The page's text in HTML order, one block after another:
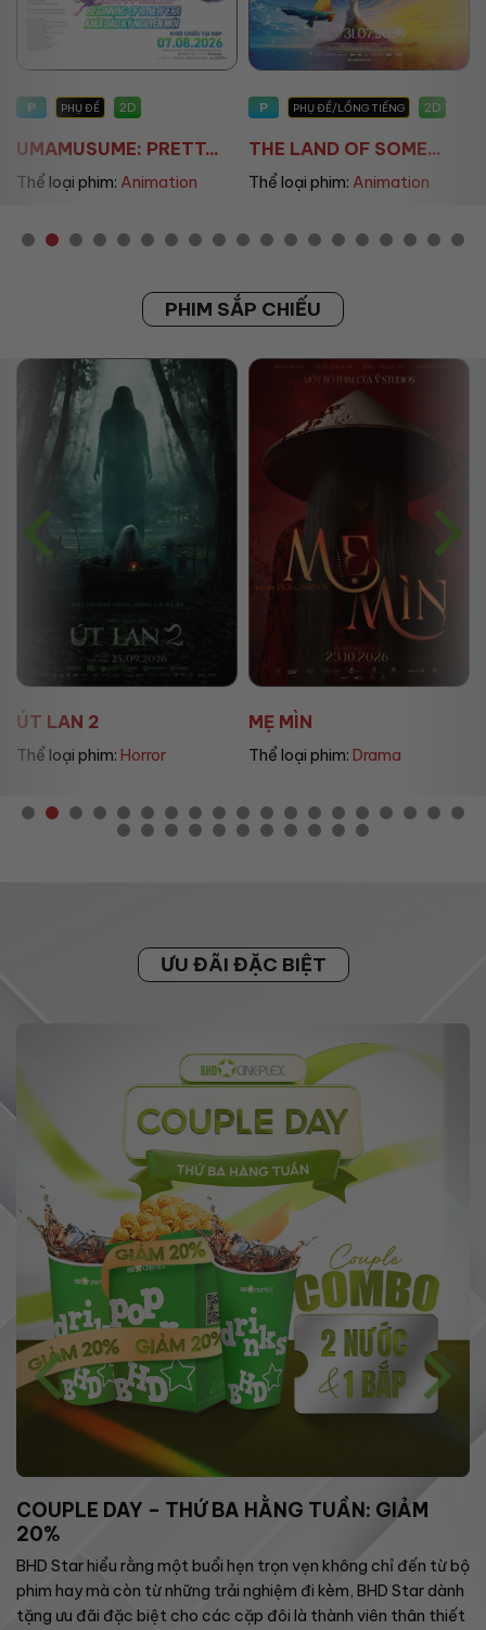
P PHỤ ĐỀ 2D
UMAMUSUME: PRETT...
Thể loại phim: Animation
P PHỤ ĐỀ/LỒNG TIẾNG 2D
THE LAND OF SOME...
Thể loại phim: Animation
PHIM SẮP CHIẾU
ÚT LAN 2
Thể loại phim: Horror
MẸ MÌN
Thể loại phim: Drama
ƯU ĐÃI ĐẶC BIỆT
COUPLE DAY – THỨ BA HẰNG TUẦN: GIẢM
20%
BHD Star hiểu rằng một buổi hẹn trọn vẹn không chỉ đến từ bộ
phim hay mà còn từ những trải nghiệm đi kèm, BHD Star dành
tặng ưu đãi đặc biệt cho các cặp đôi là thành viên thân thiết